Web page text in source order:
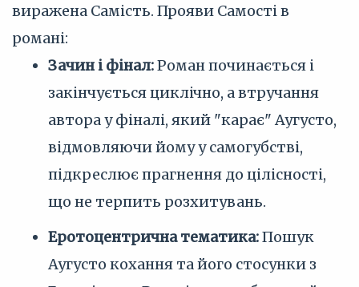
виражена Самість. Прояви Самості в
романі:
Зачин і фінал:Роман починається і
закінчується циклічно, а втручання
автора у фіналі, який "карає" Аугусто,
відмовляючи йому у самогубстві,
підкреслює прагнення до цілісності,
що не терпить розхитувань.
Еротоцентрична тематика:Пошук
Аугусто кохання та його стосунки з